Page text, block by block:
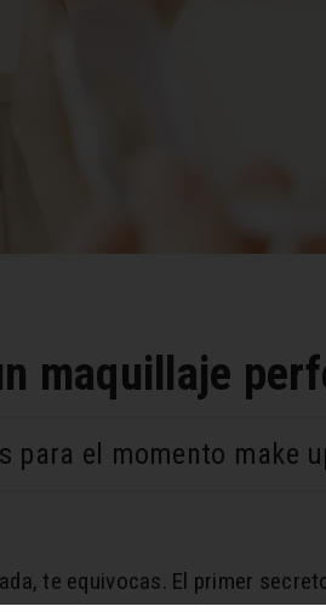
maquillaje
para el momento make
te equivocas. El primer